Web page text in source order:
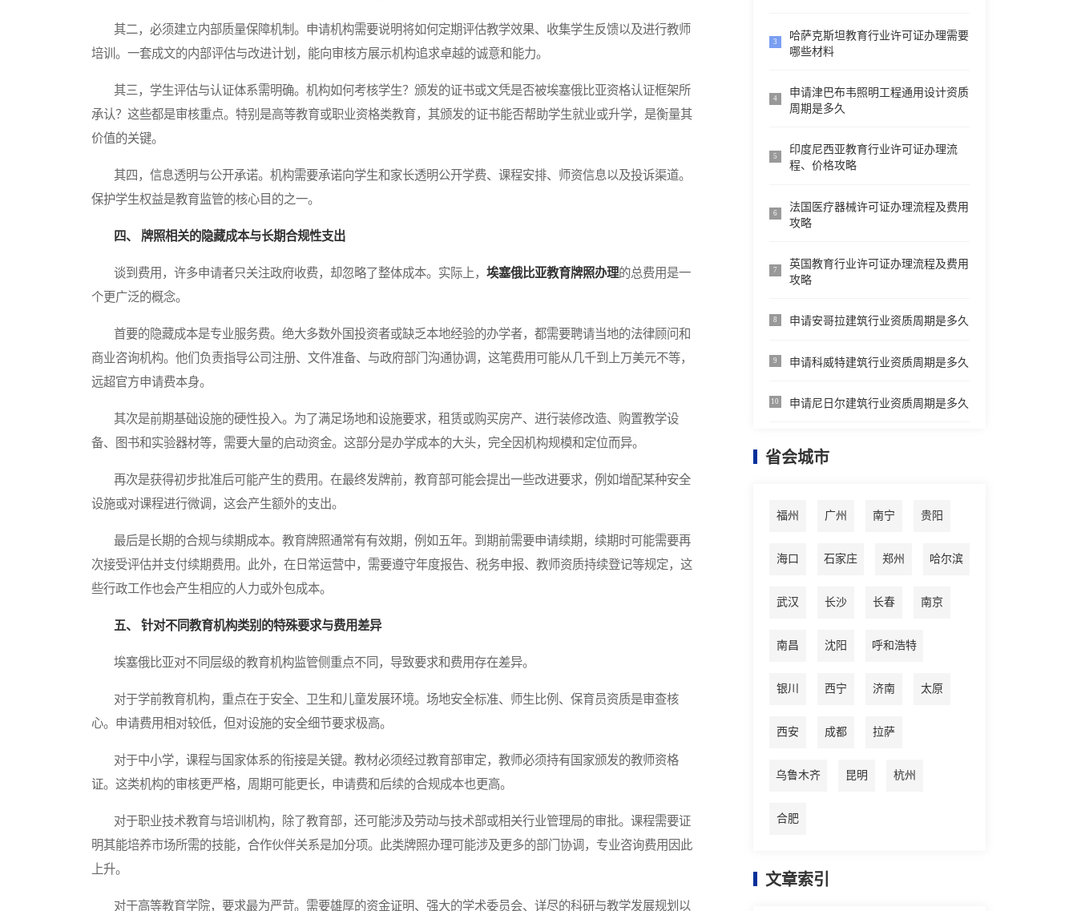
其二，必须建立内部质量保障机制。申请机构需要说明将如何定期评估教学效果、收集学生反馈以及进行教师
培训。一套成文的内部评估与改进计划，能向审核方展示机构追求卓越的诚意和能力。
其三，学生评估与认证体系需明确。机构如何考核学生？颁发的证书或文凭是否被埃塞俄比亚资格认证框架所
承认？这些都是审核重点。特别是高等教育或职业资格类教育，其颁发的证书能否帮助学生就业或升学，是衡量其
价值的关键。
其四，信息透明与公开承诺。机构需要承诺向学生和家长透明公开学费、课程安排、师资信息以及投诉渠道。
保护学生权益是教育监管的核心目的之一。
四、 牌照相关的隐藏成本与长期合规性支出
谈到费用，许多申请者只关注政府收费，却忽略了整体成本。实际上， 埃塞俄比亚教育牌照办理的总费用是一
个更广泛的概念。
首要的隐藏成本是专业服务费。绝大多数外国投资者或缺乏本地经验的办学者，都需要聘请当地的法律顾问和
商业咨询机构。他们负责指导公司注册、文件准备、与政府部门沟通协调，这笔费用可能从几千到上万美元不等，
远超官方申请费本身。
其次是前期基础设施的硬性投入。为了满足场地和设施要求，租赁或购买房产、进行装修改造、购置教学设
备、图书和实验器材等，需要大量的启动资金。这部分是办学成本的大头，完全因机构规模和定位而异。
再次是获得初步批准后可能产生的费用。在最终发牌前，教育部可能会提出一些改进要求，例如增配某种安全
设施或对课程进行微调，这会产生额外的支出。
最后是长期的合规与续期成本。教育牌照通常有有效期，例如五年。到期前需要申请续期，续期时可能需要再
次接受评估并支付续期费用。此外，在日常运营中，需要遵守年度报告、税务申报、教师资质持续登记等规定，这
些行政工作也会产生相应的人力或外包成本。
五、 针对不同教育机构类别的特殊要求与费用差异
埃塞俄比亚对不同层级的教育机构监管侧重点不同，导致要求和费用存在差异。
对于学前教育机构，重点在于安全、卫生和儿童发展环境。场地安全标准、师生比例、保育员资质是审查核
心。申请费用相对较低，但对设施的安全细节要求极高。
对于中小学，课程与国家体系的衔接是关键。教材必须经过教育部审定，教师必须持有国家颁发的教师资格
证。这类机构的审核更严格，周期可能更长，申请费和后续的合规成本也更高。
对于职业技术教育与培训机构，除了教育部，还可能涉及劳动与技术部或相关行业管理局的审批。课程需要证
明其能培养市场所需的技能，合作伙伴关系是加分项。此类牌照办理可能涉及更多的部门协调，专业咨询费用因此
上升。
对于高等教育学院，要求最为严苛。需要雄厚的资金证明、强大的学术委员会、详尽的科研与教学发展规划以
3
哈萨克斯坦教育行业许可证办理需要
哪些材料
4
申请津巴布韦照明工程通用设计资质
周期是多久
5
印度尼西亚教育行业许可证办理流
程、价格攻略
6
法国医疗器械许可证办理流程及费用
攻略
7
英国教育行业许可证办理流程及费用
攻略
8 申请安哥拉建筑行业资质周期是多久
9 申请科威特建筑行业资质周期是多久
10 申请尼日尔建筑行业资质周期是多久
省会城市
福州 广州 南宁 贵阳
海口 石家庄 郑州 哈尔滨
武汉 长沙 长春 南京
南昌 沈阳 呼和浩特
银川 西宁 济南 太原
西安 成都 拉萨
乌鲁木齐 昆明 杭州
合肥
文章索引